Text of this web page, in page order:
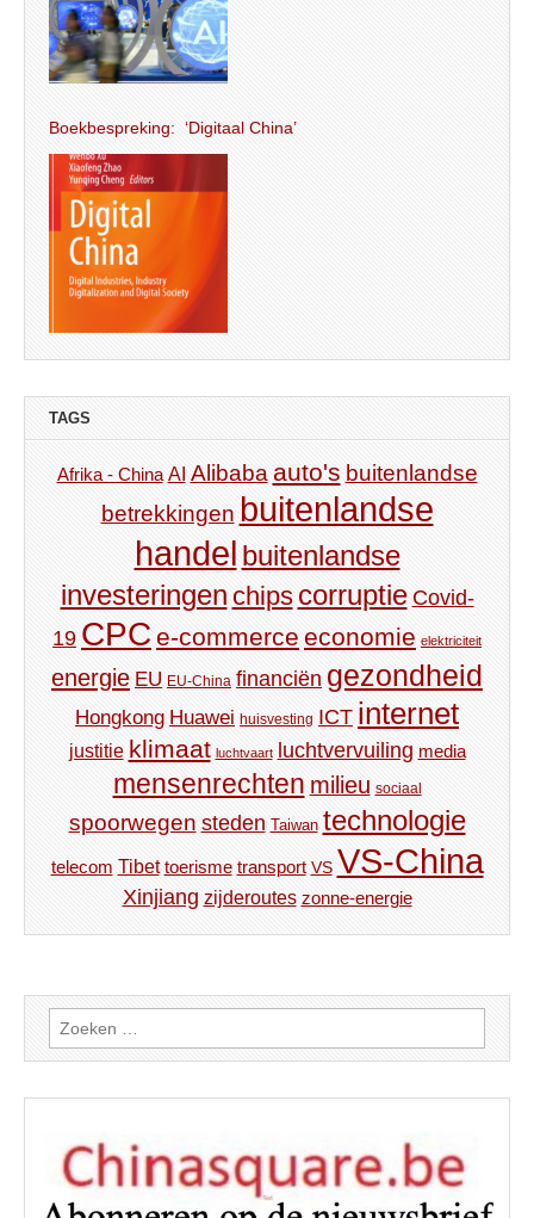
Boekbespreking: ‘Digitaal China’
TAGS
Afrika - China AI Alibaba auto's buitenlandse
betrekkingen buitenlandse
handel buitenlandse
investeringen chips corruptie Covid-
19 CPC e-commerce economie elektriciteit
energie EU EU-China financiën gezondheid
Hongkong Huawei huisvesting ICT internet
justitie klimaat luchtvaart luchtvervuiling media
mensenrechten milieu sociaal
spoorwegen steden Taiwan technologie
telecom Tibet toerisme transport VS VS-China
Xinjiang zijderoutes zonne-energie
Zoeken
naar: